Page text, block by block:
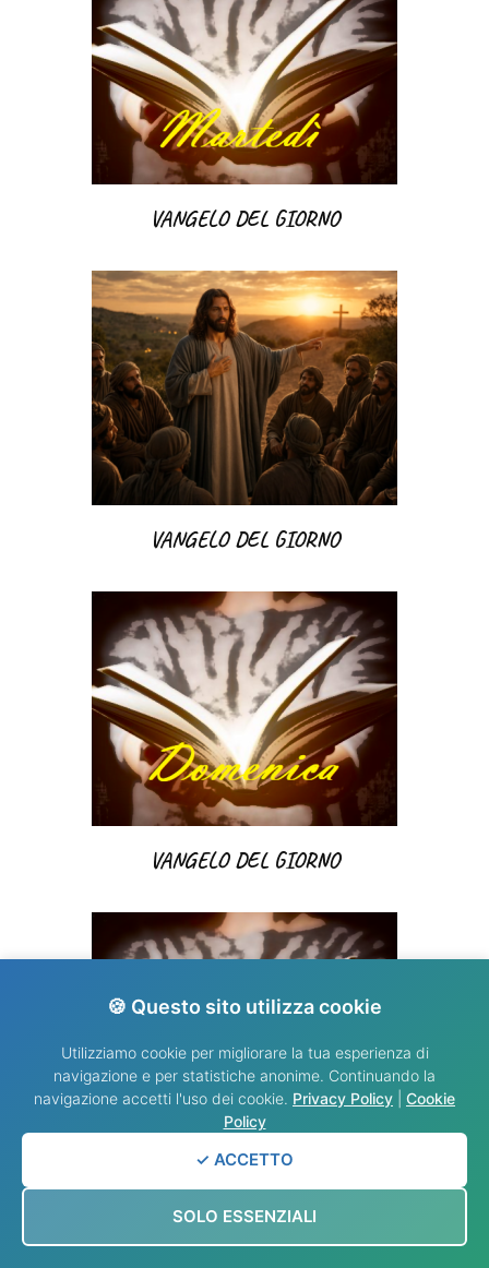
VANGELO DEL GIORNO
VANGELO DEL GIORNO
VANGELO DEL GIORNO
🍪 Questo sito utilizza cookie
Utilizziamo cookie per migliorare la tua esperienza di
navigazione e per statistiche anonime. Continuando la
navigazione accetti l'uso dei cookie. Privacy Policy
Cookie
Policy
✓ ACCETTO
SOLO ESSENZIALI